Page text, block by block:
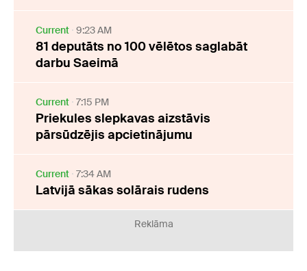
Current 9:23 AM
81 deputāts no 100 vēlētos saglabāt
darbu Saeimā
Current 7:15 PM
Priekules slepkavas aizstāvis
pārsūdzējis apcietinājumu
Current 7:34 AM
Latvijā sākas solārais rudens
Reklāma